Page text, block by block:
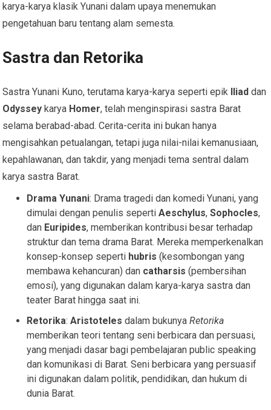
karya-karya klasik Yunani dalam upaya menemukan
pengetahuan baru tentang alam semesta.
Sastra dan Retorika
Sastra Yunani Kuno, terutama karya-karya seperti epik Iliad dan
Odyssey karya Homer, telah menginspirasi sastra Barat
selama berabad-abad. Cerita-cerita ini bukan hanya
mengisahkan petualangan, tetapi juga nilai-nilai kemanusiaan,
kepahlawanan, dan takdir, yang menjadi tema sentral dalam
karya sastra Barat.
Drama Yunani: Drama tragedi dan komedi Yunani, yang
dimulai dengan penulis sepertiAeschylus,Sophocles,
dan Euripides, memberikan kontribusi besar terhadap
struktur dan tema drama Barat. Mereka memperkenalkan
konsep-konsep seperti hubris (kesombongan yang
membawa kehancuran) dan catharsis (pembersihan
emosi), yang digunakan dalam karya-karya sastra dan
teater Barat hingga saat ini.
Retorika:Aristoteles dalam bukunyaRetorika
memberikan teori tentang seni berbicara dan persuasi,
yang menjadi dasar bagi pembelajaran public speaking
dan komunikasi di Barat. Seni berbicara yang persuasif
ini digunakan dalam politik, pendidikan, dan hukum di
dunia Barat.